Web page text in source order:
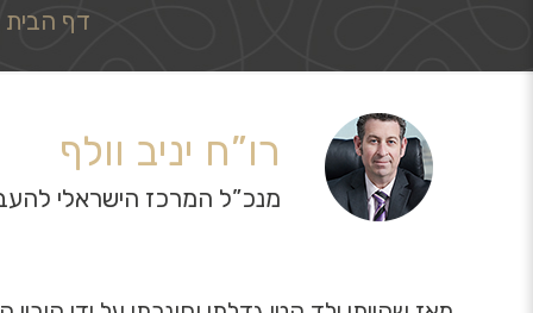
דף הבית
רו”ח יניב וולף
מנכ”ל המרכז הישראלי